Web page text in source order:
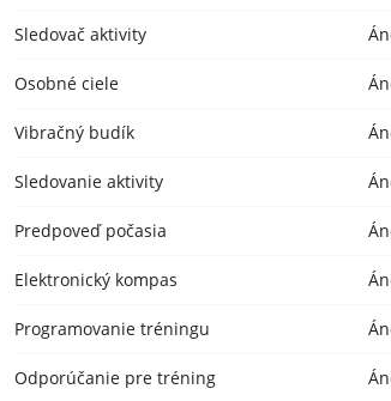
Sledovač aktivity
Osobné ciele
Vibračný budík
Sledovanie aktivity
Predpoveď počasia
Elektronický kompas
Programovanie tréningu
Odporúčanie pre tréning